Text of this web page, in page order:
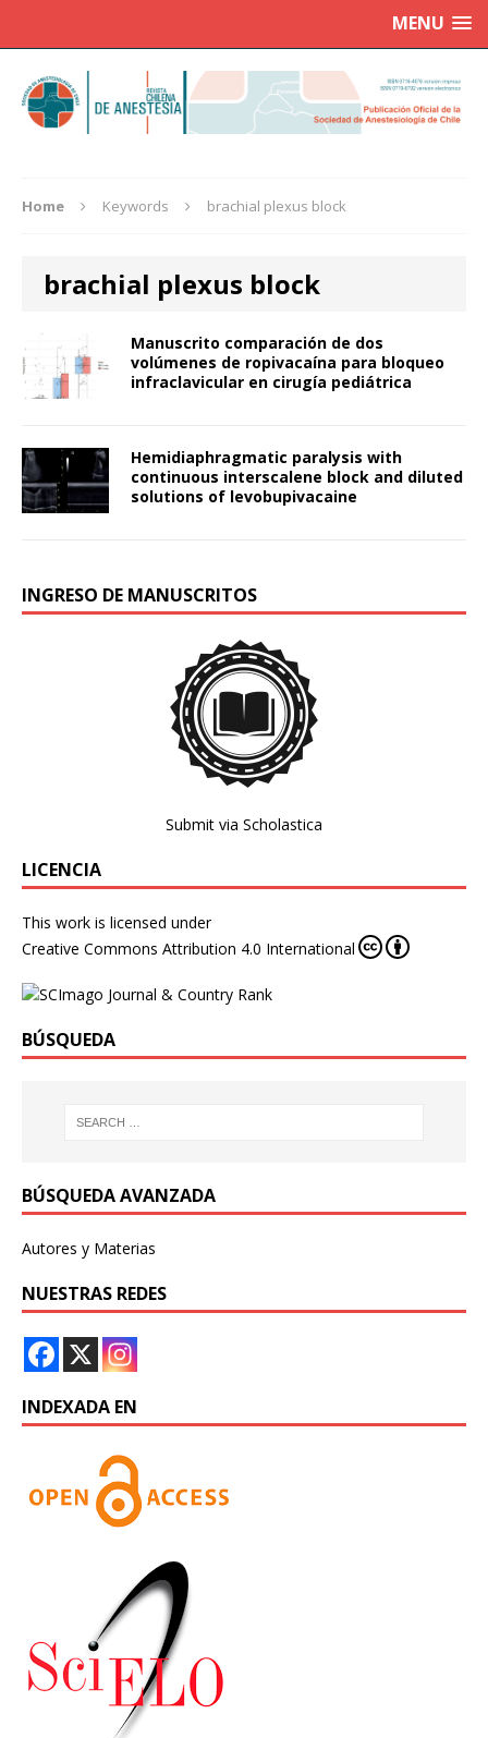
MENU
Home Keywords brachial plexus block
brachial plexus block
Manuscrito comparación de dos
volúmenes de ropivacaína para bloqueo
infraclavicular en cirugía pediátrica
Hemidiaphragmatic paralysis with
continuous interscalene block and diluted
solutions of levobupivacaine
INGRESO DE MANUSCRITOS
Submit via Scholastica
LICENCIA
This work is licensed under
Creative Commons Attribution 4.0 International
BÚSQUEDA
BÚSQUEDA AVANZADA
Autores y Materias
NUESTRAS REDES
INDEXADA EN